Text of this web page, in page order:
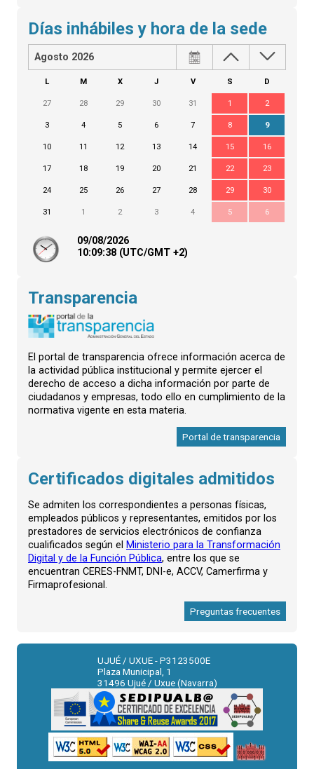
Días inhábiles y hora de la sede
Agosto 2026
L M X J V S D
27 28 29 30 31 1 2
3 4 5 6 7 8 9
10 11 12 13 14 15 16
17 18 19 20 21 22 23
24 25 26 27 28 29 30
31 1 2 3 4 5 6
09/08/2026
10:09:38 (UTC/GMT +2)
Transparencia
El portal de transparencia ofrece información acerca de
la actividad pública institucional y permite ejercer el
derecho de acceso a dicha información por parte de
ciudadanos y empresas, todo ello en cumplimiento de la
normativa vigente en esta materia.
Portal de transparencia
Certificados digitales admitidos
Se admiten los correspondientes a personas físicas,
empleados públicos y representantes, emitidos por los
prestadores de servicios electrónicos de confianza
cualificados según el Ministerio para la Transformación
Digital y de la Función Pública, entre los que se
encuentran CERES-FNMT, DNI-e, ACCV, Camerfirma y
Firmaprofesional.
Preguntas frecuentes
UJUÉ / UXUE - P3123500E
Plaza Municipal, 1
31496 Ujué / Uxue (Navarra)